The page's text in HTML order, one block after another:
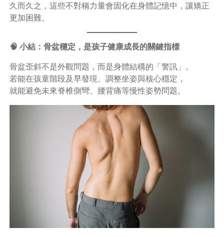
久而久之，這些不對稱力量會固化在身體記憶中，讓矯正
更加困難。
🧠 小結：骨盆穩定，是孩子健康成長的關鍵指標
骨盆歪斜不是外觀問題，而是身體結構的「警訊」。
若能在孩童階段及早發現、調整坐姿與核心穩定，
就能避免未來脊椎側彎、腰背痛等慢性姿勢問題。